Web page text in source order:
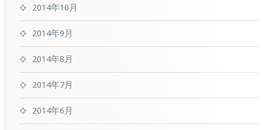
2014年10月
2014年9月
2014年8月
2014年7月
2014年6月